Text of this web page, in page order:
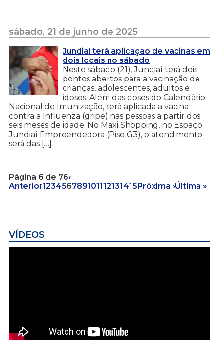
sábado, 21 de junho de 2025
Jundiaí terá aplicação de vacinas em
dois locais no sábado
Neste sábado (21), Jundiaí terá dois
pontos abertos para a vacinação de
crianças, adolescentes, adultos e
idosos. Além das doses do Calendário
Nacional de Imunização, será aplicada a vacina
contra a Influenza (gripe) nas pessoas a partir dos
seis meses de idade. No Maxi Shopping, no Espaço
Jundiaí Empreendedora (Piso G3), o atendimento
será das […]
Página 6 de 76‹
Anterior123456789101112131415Próxima ›Última »
VÍDEOS